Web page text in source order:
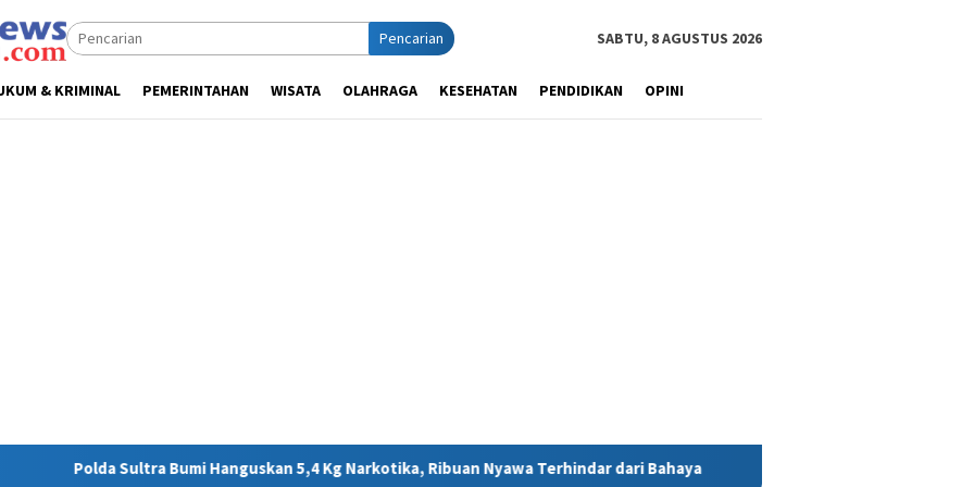
Pencarian SABTU, 8 AGUSTUS 2026
& KRIMINAL PEMERINTAHAN WISATA OLAHRAGA KESEHATAN PENDIDIKAN OPINI
Bumi Hanguskan 5,4 Kg Narkotika, Ribuan Nyawa Terhindar dari Bahaya MIND ID Tegaskan Dukungan Penuh Bagi PT